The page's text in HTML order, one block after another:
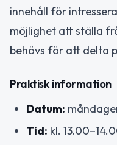
innehåll för
möjlighet att ställa
behövs för att delta
Praktisk information
Datum:
Tid: kl.